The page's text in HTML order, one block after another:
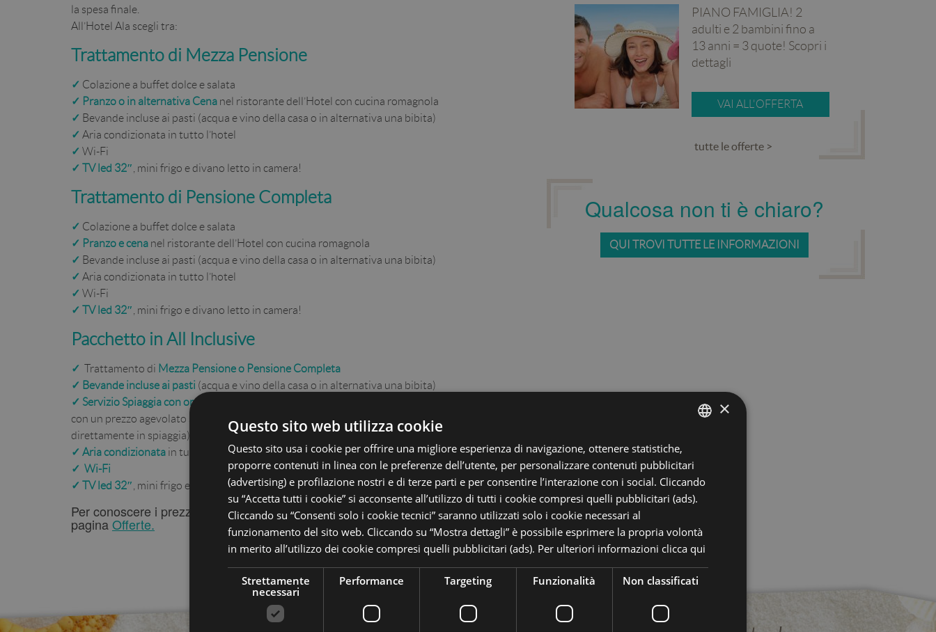
la spesa finale.
All’Hotel Ala scegli tra:
Trattamento di Mezza Pensione
✓ Colazione a buffet dolce e salata
✓ Pranzo o in alternativa Cena nel ristorante dell’Hotel con cucina romagnola
✓ Bevande incluse ai pasti (acqua e vino della casa o in alternativa una bibita)
✓ Aria condizionata in tutto l’hotel
✓ Wi-Fi
✓ TV led 32″ , mini frigo e divano letto in camera!
Trattamento di Pensione Completa
✓ Colazione a buffet dolce e salata
✓ Pranzo e cena nel ristorante dell’Hotel con cucina romagnola
✓ Bevande incluse ai pasti (acqua e vino della casa o in alternativa una bibita)
✓ Aria condizionata in tutto l’hotel
✓ Wi-Fi
✓ TV led 32″ , mini frigo e divano letto in camera!
Pacchetto in All Inclusive
✓ Trattamento di Mezza Pensione o Pensione Completa
✓ Bevande incluse ai pasti (acqua e vino della casa o in alternativa una bibita)
✓ Servizio Spiaggiacon ombrellone + lettini presso la Spiaggia n°48 Bagni Bice
con un prezzo agevolato solo per gli ospiti dell’hotel (supplemento da pagare
direttamente in spiaggia).
✓ Aria condizionata in tutto l’hotel
✓ Wi-Fi
✓ TV led 32″ , mini frigo e divano letto in camera!
Per conoscere i prezzi della tua vacanza all’Hotel Ala consulta la
paginaOfferte.
tutte le offerte >
PIANO FAMIGLIA! 2
adulti e 2 bambini fino a
13 anni = 3 quote! Scopri i
dettagli
VAI ALL'OFFERTA
Qualcosa non ti è chiaro?
QUI TROVI TUTTE LE INFORMAZIONI
ENGLISH
GERMAN
×
Questo sito web utilizza cookie
Questo sito usa i cookie per offrire una migliore esperienza di navigazione, ottenere statistiche,
proporre contenuti in linea con le preferenze dell’utente, per personalizzare contenuti pubblicitari
(advertising) e profilazione nostri e di terze parti e per consentire l’interazione con i social. Cliccando
su “Accetta tutti i cookie” si acconsente all’utilizzo di tutti i cookie compresi quelli pubblicitari (ads).
Cliccando su “Consenti solo i cookie tecnici” saranno utilizzati solo i cookie necessari al
funzionamento del sito web. Cliccando su “Mostra dettagli” è possibile esprimere la propria volontà
in merito all’utilizzo dei cookie compresi quelli pubblicitari (ads). Per ulteriori informazioni clicca qui
Strettamente
necessari
Performance Targeting Funzionalità Non classificati